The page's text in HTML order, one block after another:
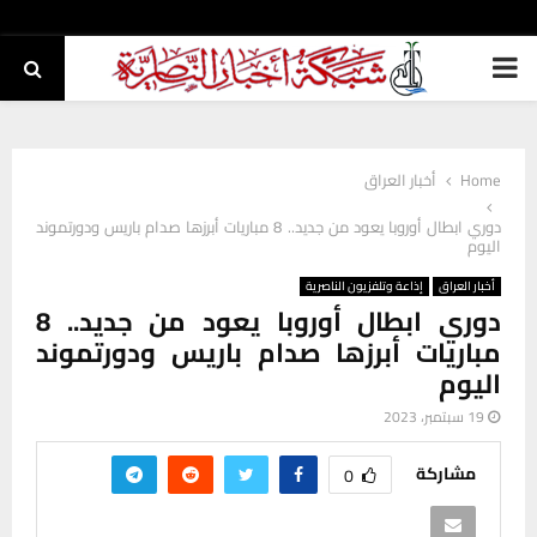
PRIMARY
Home
أخبار العراق
دوري ابطال أوروبا يعود من جديد.. 8 مباريات أبرزها صدام باريس ودورتموند
اليوم
أخبار العراق إذاعة وتلفزيون الناصرية
دوري ابطال أوروبا يعود من جديد.. 8
مباريات أبرزها صدام باريس ودورتموند
اليوم
19 سبتمبر، 2023
مشاركة 0